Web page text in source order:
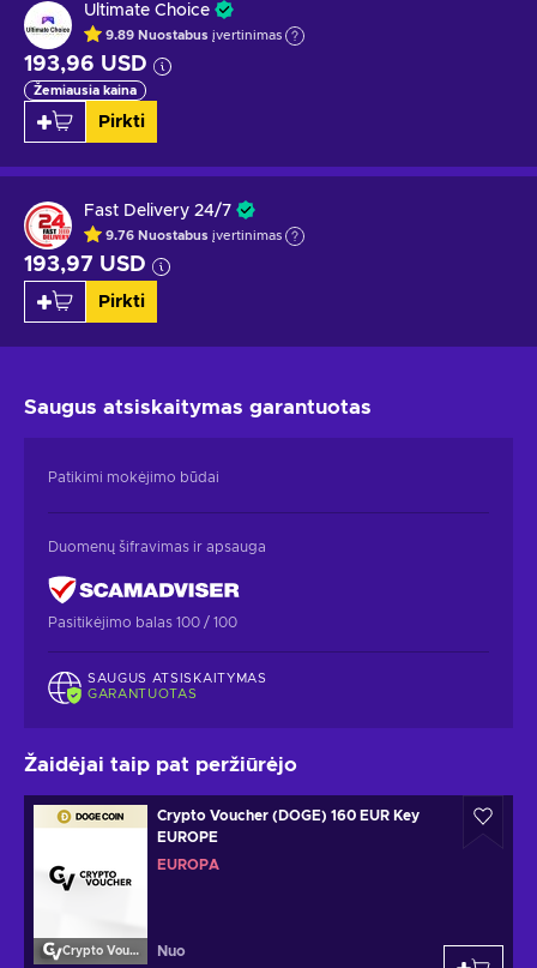
Ultimate Choice
9.89 Nuostabus įvertinimas
193,96 USD
Žemiausia kaina
Pirkti
Fast Delivery 24/7
9.76 Nuostabus įvertinimas
193,97 USD
Pirkti
Saugus atsiskaitymas garantuotas
Patikimi mokėjimo būdai
Duomenų šifravimas ir apsauga
Pasitikėjimo balas 100 / 100
SAUGUS ATSISKAITYMAS
GARANTUOTAS
Žaidėjai taip pat peržiūrėjo
Crypto Voucher
Crypto Voucher (DOGE) 160 EUR Key
EUROPE
EUROPA
Nuo